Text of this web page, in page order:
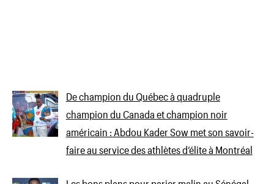
De champion du Québec à quadruple
champion du Canada et champion noir
américain : Abdou Kader Sow met son savoir-
faire au service des athlètes d’élite à Montréal